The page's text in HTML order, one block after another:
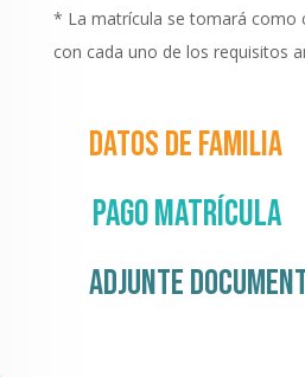
* La matrícula se tomará como
con cada uno de los requisitos
Datos de familia
Pago matrícula
Adjunte